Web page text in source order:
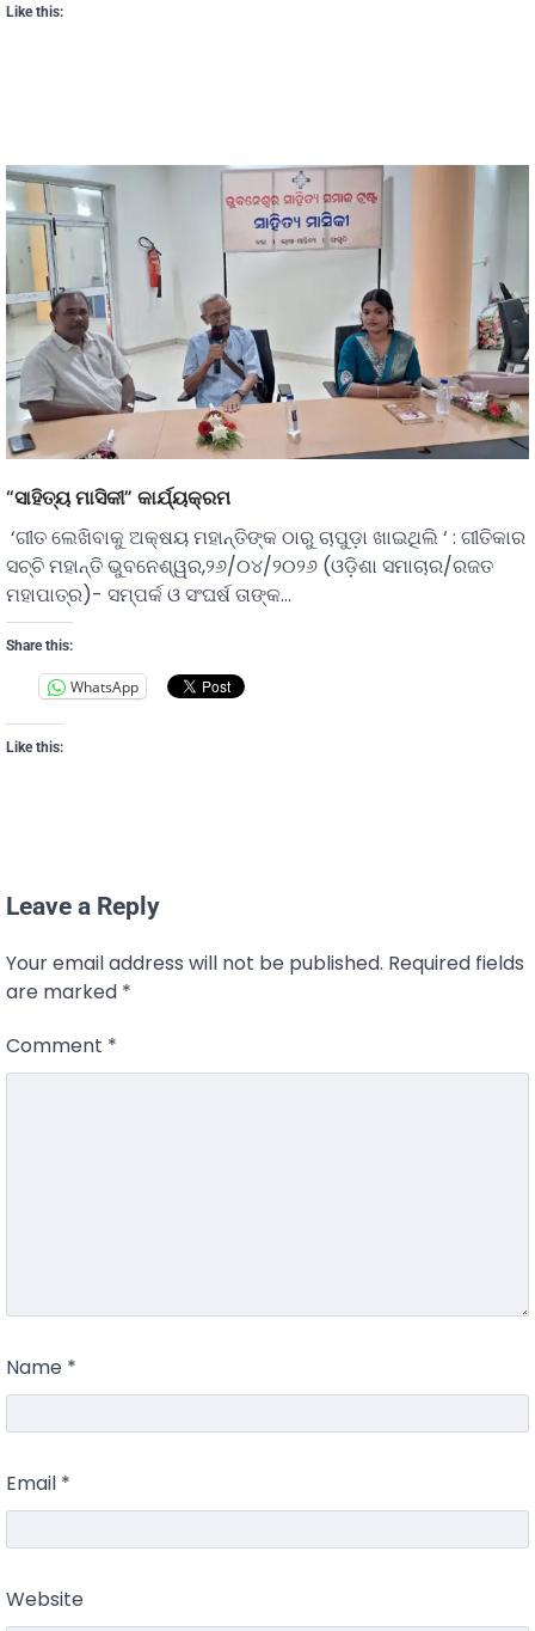
Like this:
“ସାହିତ୍ୟ ମାସିକୀ” କାର୍ଯ୍ୟକ୍ରମ
‘ଗୀତ ଲେଖିବାକୁ ଅକ୍ଷୟ ମହାନ୍ତିଙ୍କ ଠାରୁ ଚାପୁଡ଼ା ଖାଇଥିଲି ‘ : ଗୀତିକାର
ସଚ୍ଚି ମହାନ୍ତି ଭୁବନେଶ୍ୱର,୨୬/୦୪/୨୦୨୬ (ଓଡ଼ିଶା ସମାଚାର/ରଜତ
ମହାପାତ୍ର)- ସମ୍ପର୍କ ଓ ସଂଘର୍ଷ ତାଙ୍କ…
Share this:
WhatsApp
Like this:
Leave a Reply
Your email address will not be published. Required fields
are marked *
Comment *
Name *
Email *
Website